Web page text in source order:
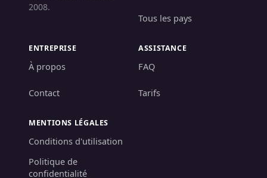
2008.
Tous les pays
ENTREPRISE
À propos
Contact
ASSISTANCE
FAQ
Tarifs
MENTIONS LÉGALES
Conditions d'utilisation
Politique de
confidentialité